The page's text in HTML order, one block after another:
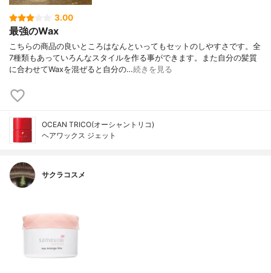
3.00
最強のWax
こちらの商品の良いところはなんといってもセットのしやすさです。全
7種類もあっていろんなスタイルを作る事ができます。また自分の髪質
に合わせてWaxを混ぜると自分の…続きを見る
OCEAN TRICO(オーシャントリコ)
ヘアワックス ジェット
サクラコスメ